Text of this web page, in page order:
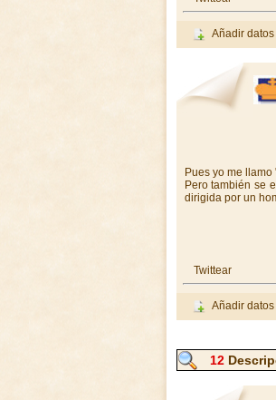
Añadir datos
Pues yo me
Pero también se
dirigida por un
Twittear
Añadir datos
12